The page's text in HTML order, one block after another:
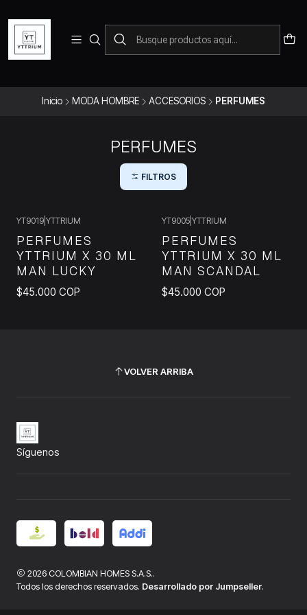
Para pedidos telefonicos puedes comunicarte con el wsap
+573228452138
Inicio MODA HOMBRE ACCESORIOS PERFUMES
PERFUMES
FILTROS
YT9019 YTTRIUM
PERFUMES
YTTRIUM X 30 ML
MAN LUCKY
$45.000 COP
YT9005 YTTRIUM
PERFUMES
YTTRIUM X 30 ML
MAN SCANDAL
$45.000 COP
VOLVER ARRIBA
Síguenos
2026 COLOMBIAN HOMES S.A.S..
Todos los derechos reservados. Desarrollado por Jumpseller.